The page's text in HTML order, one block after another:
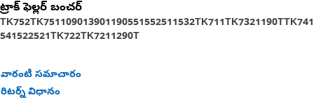
ట్రాక్ ఫెల్లర్ బంచర్
TK752TK751109013901190551552511532TK711TK7321190TTK741
541522521TK722TK7211290T
వారంటీ సమాచారం
రిటర్న్ విధానం